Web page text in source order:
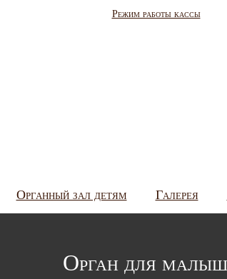
Режим работы кассы
Органный зал детям Галерея
Орган для